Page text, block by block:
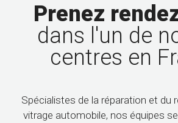
Prenez
dans l'un de
centres en
Spécialistes de la réparation et du
vitrage automobile, nos équipes